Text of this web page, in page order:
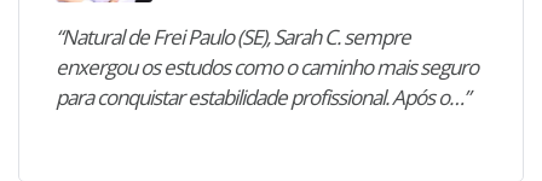
“Natural de Frei Paulo (SE), Sarah C. sempre
enxergou os estudos como o caminho mais seguro
para conquistar estabilidade profissional. Após o…”